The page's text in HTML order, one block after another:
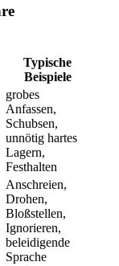
Typische
Beispiele
grobes
Anfassen,
Schubsen,
unnötig hartes
Lagern,
Festhalten
Anschreien,
Drohen,
Bloßstellen,
Ignorieren,
beleidigende
Sprache